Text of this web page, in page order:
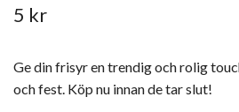
5 kr
Ge din frisyr en trendig och rolig
och fest. Köp nu innan de tar slut!